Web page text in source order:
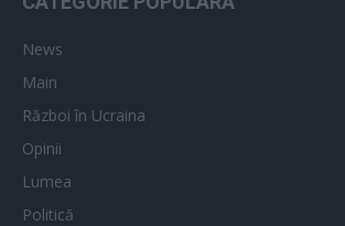
News
Main
Război în Ucraina
Opinii
Lumea
Politică